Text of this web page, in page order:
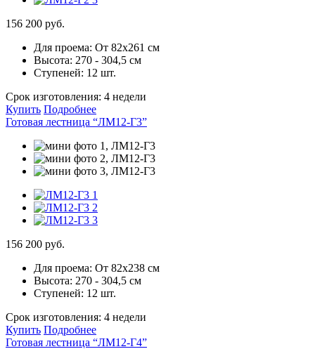
156 200 руб.
Для проема: От 82х261 см
Высота: 270 - 304,5 см
Ступеней: 12 шт.
Срок изготовления: 4 недели
Купить Подробнее
Готовая лестница “ЛМ12-Г3”
156 200 руб.
Для проема: От 82х238 см
Высота: 270 - 304,5 см
Ступеней: 12 шт.
Срок изготовления: 4 недели
Купить Подробнее
Готовая лестница “ЛМ12-Г4”